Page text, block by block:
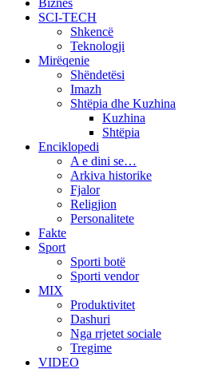
Biznes
SCI-TECH
Shkencë
Teknologji
Mirëqenie
Shëndetësi
Imazh
Shtëpia dhe Kuzhina
Kuzhina
Shtëpia
Enciklopedi
A e dini se…
Arkiva historike
Fjalor
Religjion
Personalitete
Fakte
Sport
Sporti botë
Sporti vendor
MIX
Produktivitet
Dashuri
Nga rrjetet sociale
Tregime
VIDEO